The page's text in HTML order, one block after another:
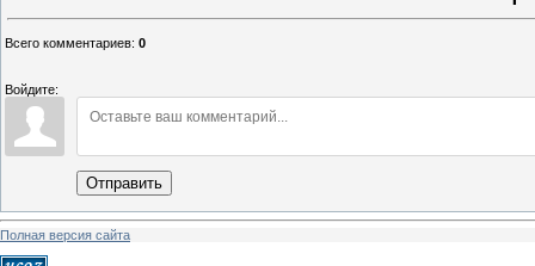
Всего комментариев: 0
Войдите:
Отправить
Полная версия сайта